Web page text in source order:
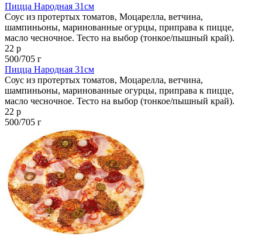
Пицца Народная 31см
Соус из протертых томатов, Моцарелла, ветчина,
шампиньоны, маринованные огурцы, приправа к пицце,
масло чесночное. Тесто на выбор (тонкое/пышный край).
22 р
500/705 г
Пицца Народная 31см
Соус из протертых томатов, Моцарелла, ветчина,
шампиньоны, маринованные огурцы, приправа к пицце,
масло чесночное. Тесто на выбор (тонкое/пышный край).
22 р
500/705 г